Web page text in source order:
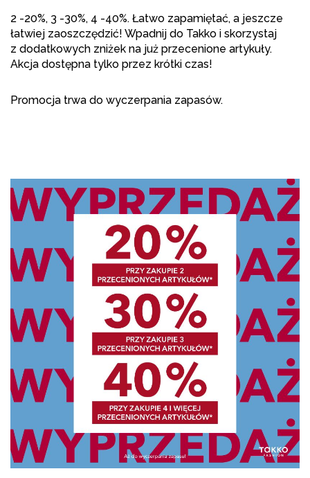
2 -20%, 3 -30%, 4 -40%. Łatwo zapamiętać, a jeszcze
łatwiej zaoszczędzić! Wpadnij do Takko i skorzystaj
z dodatkowych zniżek na już przecenione artykuły.
Akcja dostępna tylko przez krótki czas!
Promocja trwa do wyczerpania zapasów.